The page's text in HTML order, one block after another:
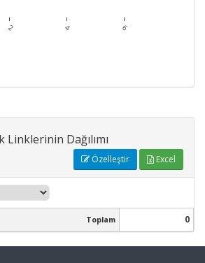
2 4 6
Dağılımı
Özelleştir Excel
Toplam 0